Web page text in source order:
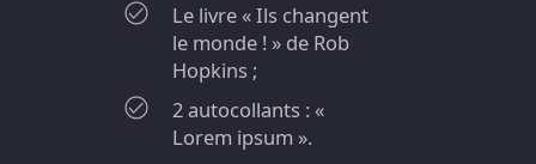
Le livre « Ils changent
le monde ! » de Rob
Hopkins ;
2 autocollants : «
Lorem ipsum ».